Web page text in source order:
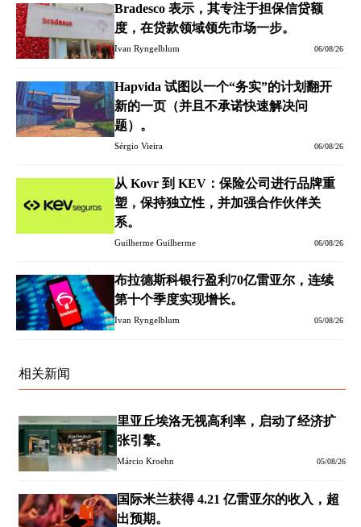
Bradesco 表示，其专注于担保信贷额
度，在贷款领域领先市场一步。
Ivan Ryngelblum 06/08/26
Hapvida 试图以一个“务实”的计划翻开
新的一页（并且不承诺快速解决问
题）。
Sérgio Vieira 06/08/26
从 Kovr 到 KEV：保险公司进行品牌重
塑，保持独立性，并加强合作伙伴关
系。
Guilherme Guilherme 06/08/26
布拉德斯科银行盈利70亿雷亚尔，连续
第十个季度实现增长。
Ivan Ryngelblum 05/08/26
相关新闻
里亚丘埃洛无视高利率，启动了经济扩
张引擎。
Márcio Kroehn 05/08/26
国际米兰获得 4.21 亿雷亚尔的收入，超
出预期。